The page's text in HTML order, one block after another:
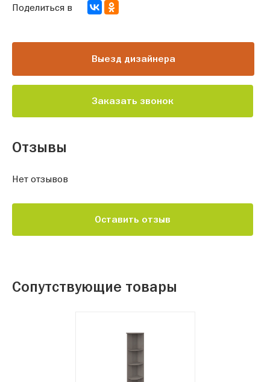
Выезд дизайнера
Заказать звонок
Поделиться в
Отзывы
Нет отзывов
Оставить отзыв
Сопутствующие товары